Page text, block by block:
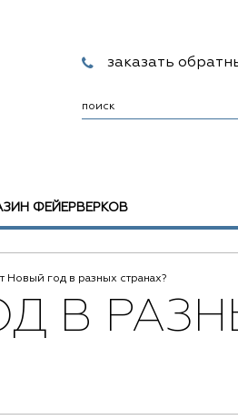
заказать
ФЕЙЕРВЕРКОВ
Новый год в разных странах?
В